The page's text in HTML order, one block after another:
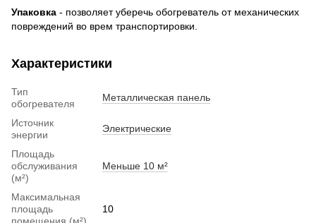
Упаковка - позволяет уберечь обогреватель от механических
повреждений во врем транспортировки.
Характеристики
Тип
обогревателя
Металлическая панель
Источник
энергии
Электрические
Площадь
обслуживания
(м²)
Меньше 10 м²
Максимальная
площадь
помещения (м²)
10